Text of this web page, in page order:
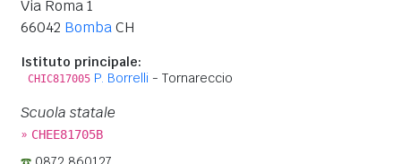
Via Roma 1
66042 BombaCH
Istituto principale:
CHIC817005 P. Borrelli - Tornareccio
Scuola statale
» CHEE81705B